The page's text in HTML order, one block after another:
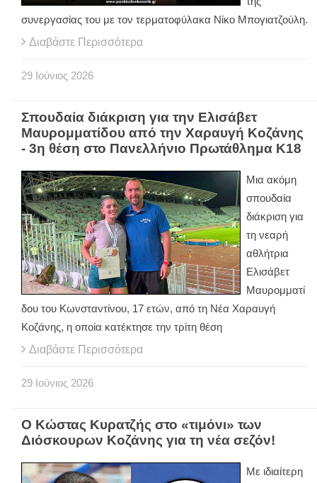
συνεργασίας του με τον τερματοφύλακα Νίκο Μπογιατζούλη.
Διαβάστε Περισσότερα
29 Ιούνιος 2026
Σπουδαία διάκριση για την Ελισάβετ
Μαυρομματίδου από την Χαραυγή Κοζάνης
- 3η θέση στο Πανελλήνιο Πρωτάθλημα Κ18
Μια ακόμη
σπουδαία
διάκριση για
τη νεαρή
αθλήτρια
Ελισάβετ
Μαυρομματί
δου του Κωνσταντίνου, 17 ετών, από τη Νέα Χαραυγή
Κοζάνης, η οποία κατέκτησε την τρίτη θέση
Διαβάστε Περισσότερα
29 Ιούνιος 2026
Ο Κώστας Κυρατζής στο «τιμόνι» των
Διόσκουρων Κοζάνης για τη νέα σεζόν!
Με ιδιαίτερη